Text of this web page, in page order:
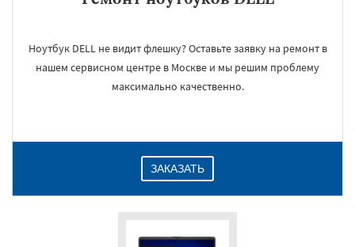
Ноутбук DELL не видит флешку? Оставьте заявку на ремонт в
нашем сервисном центре в Москве и мы решим проблему
максимально качественно.
ЗАКАЗАТЬ